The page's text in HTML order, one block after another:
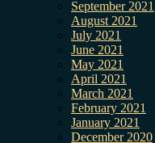
September 2021
August 2021
July 2021
June 2021
May 2021
April 2021
March 2021
February 2021
January 2021
December 2020